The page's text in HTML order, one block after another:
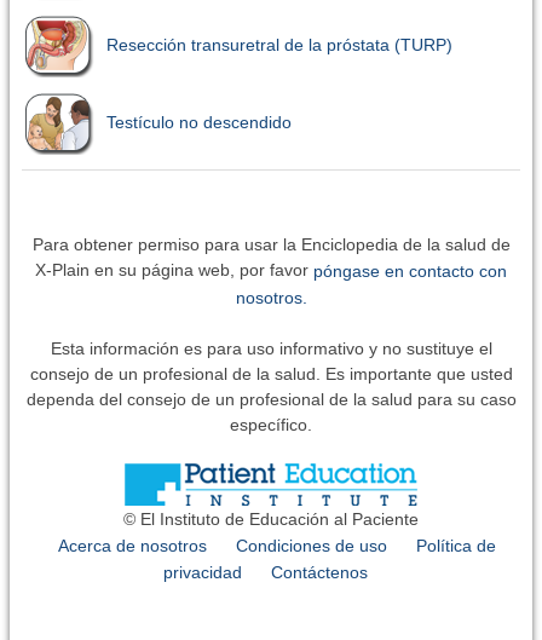
Resección transuretral de la próstata (TURP)
Testículo no descendido
Para obtener permiso para usar la Enciclopedia de la salud de
X-Plain en su página web, por favor póngase en contacto con
nosotros.
Esta información es para uso informativo y no sustituye el
consejo de un profesional de la salud. Es importante que usted
dependa del consejo de un profesional de la salud para su caso
específico.
© El Instituto de Educación al Paciente
Acerca de nosotros
Condiciones de uso
Política de
privacidad
Contáctenos